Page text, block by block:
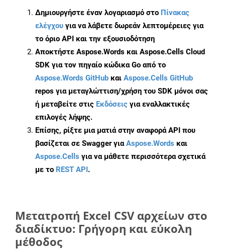
Δημιουργήστε έναν λογαριασμό στο Πίνακας
ελέγχου για να λάβετε δωρεάν λεπτομέρειες για
το όριο API και την εξουσιοδότηση
Αποκτήστε Aspose.Words και Aspose.Cells Cloud
SDK για τον πηγαίο κώδικα Go από το
Aspose.Words GitHub και Aspose.Cells GitHub
repos για μεταγλώττιση/χρήση του SDK μόνοι σας
ή μεταβείτε στις Εκδόσεις για εναλλακτικές
επιλογές λήψης.
Επίσης, ρίξτε μια ματιά στην αναφορά API που
βασίζεται σε Swagger γιαAspose.Words και
Aspose.Cells για να μάθετε περισσότερα σχετικά
με το REST API.
Μετατροπή Excel CSV αρχείων στο
διαδίκτυο: Γρήγορη και εύκολη
μέθοδος